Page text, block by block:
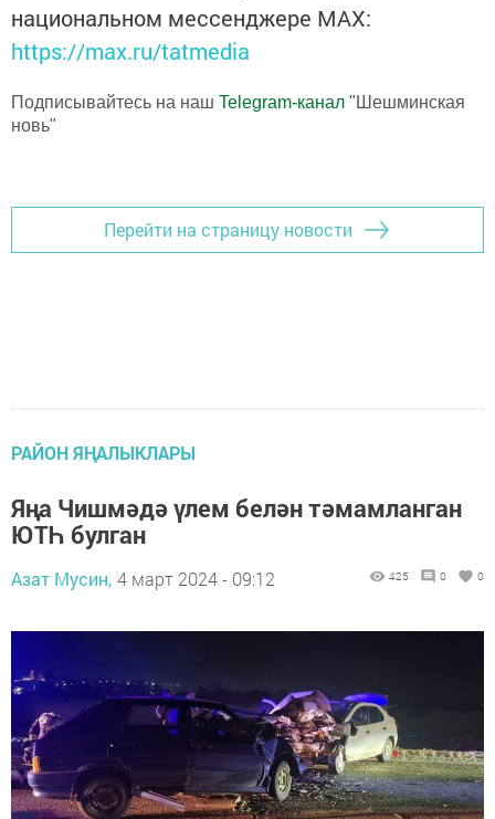
национальном мессенджере MАХ:
https://max.ru/tatmedia
Подписывайтесь на наш Telegram-канал "Шешминская
новь"
Перейти на страницу новости
РАЙОН ЯҢАЛЫКЛАРЫ
Яңа Чишмәдә үлем белән тәмамланган
ЮТҺ булган
Азат Мусин, 4 март 2024 - 09:12 425 0 0